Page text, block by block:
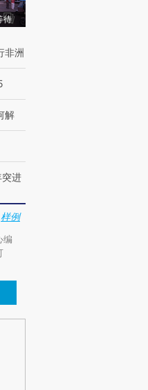
视线｜被称为“蟑螂”的印
度Z世代 用街头抗争将教
待
非洲
解
突进
样例
编